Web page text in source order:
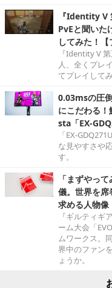
『Identity V
PvEと聞いた
してみた！【
『Identity V
人、全くプレ
てプレイして
0.03msの圧
にこだわる
sta「EX-
「EX-
な見やすさや
す。
「まずやっ
儀。世界を席
求める人物像
『ギルティギ
ーム大会「
ムワークス。
界中のファン
ょうか。